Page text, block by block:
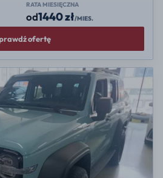
RATA MIESIĘCZNA
od1440 zł/MIES.
ofertę